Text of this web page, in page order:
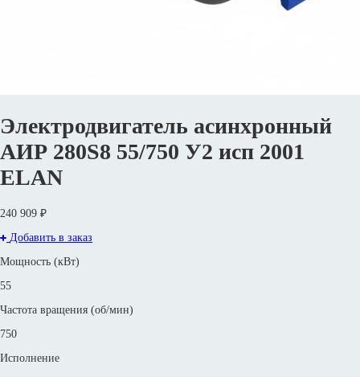
Электродвигатель асинхронный
АИР 280S8 55/750 У2 исп 2001
ELAN
240 909 ₽
Добавить в заказ
Мощность (кВт)
55
Частота вращения (об/мин)
750
Исполнение